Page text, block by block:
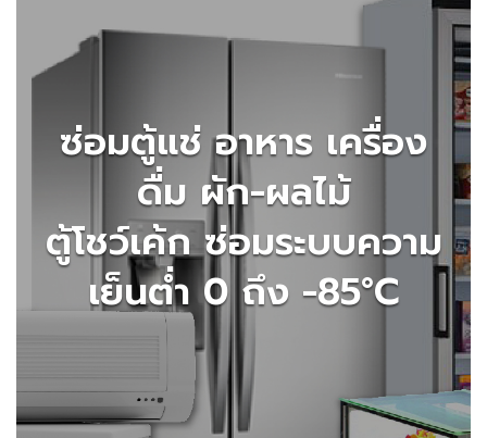
ซ่อมตู้แช่ อาหาร เครื่อง
ดื่ม ผัก-ผลไม้
ตู้โชว์เค้ก ซ่อมระบบความ
เย็นต่ำ 0 ถึง -85°C